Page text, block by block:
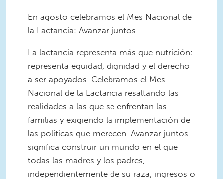
En agosto celebramos el Mes Nacional de
la Lactancia: Avanzar juntos.
La lactancia representa más que nutrición:
representa equidad, dignidad y el derecho
a ser apoyados. Celebramos el Mes
Nacional de la Lactancia resaltando las
realidades a las que se enfrentan las
familias y exigiendo la implementación de
las políticas que merecen. Avanzar juntos
significa construir un mundo en el que
todas las madres y los padres,
independientemente de su raza, ingresos o